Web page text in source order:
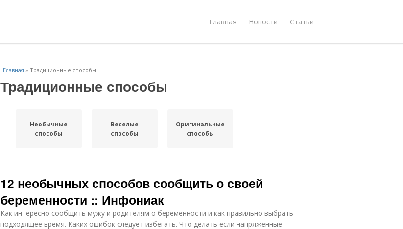
Главная Новости Статьи
Главная » Традиционные способы
Традиционные способы
Необычные
способы
Веселые
способы
Оригинальные
способы
12 необычных способов сообщить о своей
беременности :: Инфониак
Как интересно сообщить мужу и родителям о беременности и как правильно выбрать
подходящее время. Каких ошибок следует избегать. Что делать если напряженные